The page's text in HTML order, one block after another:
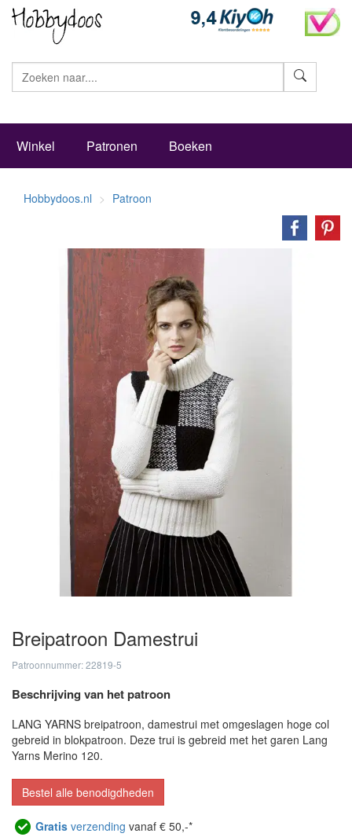
Winkel Patronen Boeken
Hobbydoos.nl Patroon
Breipatroon Damestrui
Patroonnummer: 22819-5
Beschrijving van het patroon
LANG YARNS breipatroon, damestrui met omgeslagen hoge col
gebreid in blokpatroon. Deze trui is gebreid met het garen Lang
Yarns Merino 120.
Bestel alle benodigdheden
Gratis verzending vanaf € 50,-*